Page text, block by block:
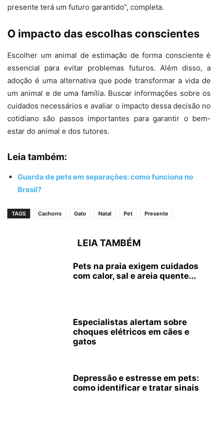
presente terá um futuro garantido”, completa.
O impacto das escolhas conscientes
Escolher um animal de estimação de forma consciente é
essencial para evitar problemas futuros. Além disso, a
adoção é uma alternativa que pode transformar a vida de
um animal e de uma família. Buscar informações sobre os
cuidados necessários e avaliar o impacto dessa decisão no
cotidiano são passos importantes para garantir o bem-
estar do animal e dos tutores.
Leia também:
Guarda de pets em separações: como funciona no
Brasil?
TAGS Cachorro Gato Natal Pet Presente
LEIA TAMBÉM
Pets na praia exigem cuidados
com calor, sal e areia quente...
Especialistas alertam sobre
choques elétricos em cães e
gatos
Depressão e estresse em pets:
como identificar e tratar sinais